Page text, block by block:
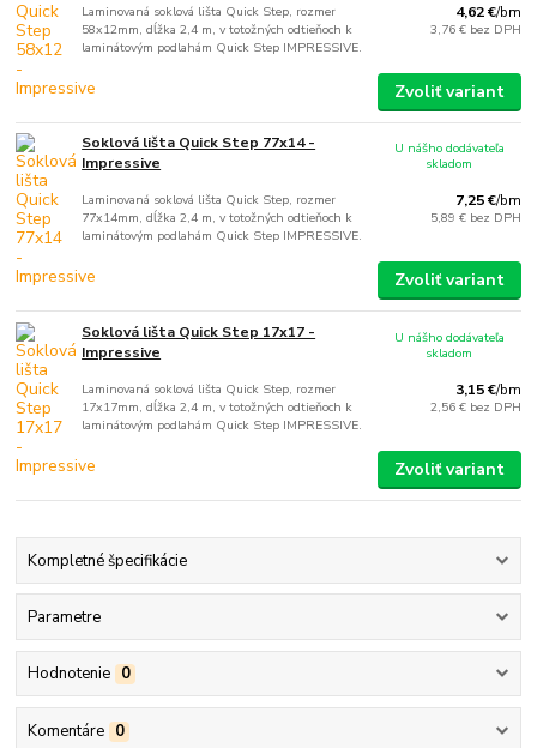
Laminovaná soklová lišta Quick Step, rozmer
58x12mm, dĺžka 2,4 m, v totožných odtieňoch k
laminátovým podlahám Quick Step IMPRESSIVE.
4,62 €/bm
3,76 € bez DPH
Zvoliť variant
Soklová lišta Quick Step 77x14 -
Impressive
Laminovaná soklová lišta Quick Step, rozmer
77x14mm, dĺžka 2,4 m, v totožných odtieňoch k
laminátovým podlahám Quick Step IMPRESSIVE.
7,25 €/bm
5,89 € bez DPH
U nášho dodávateľa
skladom
Zvoliť variant
Soklová lišta Quick Step 17x17 -
Impressive
Laminovaná soklová lišta Quick Step, rozmer
17x17mm, dĺžka 2,4 m, v totožných odtieňoch k
laminátovým podlahám Quick Step IMPRESSIVE.
3,15 €/bm
2,56 € bez DPH
U nášho dodávateľa
skladom
Zvoliť variant
Kompletné špecifikácie
Parametre
Hodnotenie 0
Komentáre 0